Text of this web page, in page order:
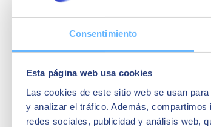
Consentimiento
Esta página web usa cookies
Las cookies de este sitio web se usan
y analizar el tráfico. Además,
redes sociales, publicidad y análisis web,